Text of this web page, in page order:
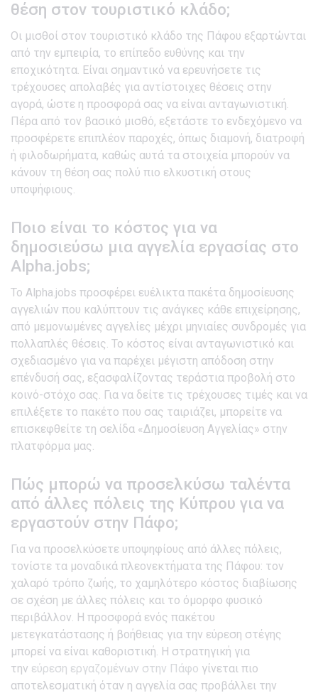
θέση στον τουριστικό κλάδο;
Οι μισθοί στον τουριστικό κλάδο της Πάφου εξαρτώνται
από την εμπειρία, το επίπεδο ευθύνης και την
εποχικότητα. Είναι σημαντικό να ερευνήσετε τις
τρέχουσες απολαβές για αντίστοιχες θέσεις στην
αγορά, ώστε η προσφορά σας να είναι ανταγωνιστική.
Πέρα από τον βασικό μισθό, εξετάστε το ενδεχόμενο να
προσφέρετε επιπλέον παροχές, όπως διαμονή, διατροφή
ή φιλοδωρήματα, καθώς αυτά τα στοιχεία μπορούν να
κάνουν τη θέση σας πολύ πιο ελκυστική στους
υποψήφιους.
Ποιο είναι το κόστος για να
δημοσιεύσω μια αγγελία εργασίας στο
Alpha.jobs;
Το Alpha.jobs προσφέρει ευέλικτα πακέτα δημοσίευσης
αγγελιών που καλύπτουν τις ανάγκες κάθε επιχείρησης,
από μεμονωμένες αγγελίες μέχρι μηνιαίες συνδρομές για
πολλαπλές θέσεις. Το κόστος είναι ανταγωνιστικό και
σχεδιασμένο για να παρέχει μέγιστη απόδοση στην
επένδυσή σας, εξασφαλίζοντας τεράστια προβολή στο
κοινό-στόχο σας. Για να δείτε τις τρέχουσες τιμές και να
επιλέξετε το πακέτο που σας ταιριάζει, μπορείτε να
επισκεφθείτε τη σελίδα «Δημοσίευση Αγγελίας» στην
πλατφόρμα μας.
Πώς μπορώ να προσελκύσω ταλέντα
από άλλες πόλεις της Κύπρου για να
εργαστούν στην Πάφο;
Για να προσελκύσετε υποψηφίους από άλλες πόλεις,
τονίστε τα μοναδικά πλεονεκτήματα της Πάφου: τον
χαλαρό τρόπο ζωής, το χαμηλότερο κόστος διαβίωσης
σε σχέση με άλλες πόλεις και το όμορφο φυσικό
περιβάλλον. Η προσφορά ενός πακέτου
μετεγκατάστασης ή βοήθειας για την εύρεση στέγης
μπορεί να είναι καθοριστική. Η στρατηγική για
την εύρεση εργαζομένων στην Πάφο γίνεται πιο
αποτελεσματική όταν η αγγελία σας προβάλλει την